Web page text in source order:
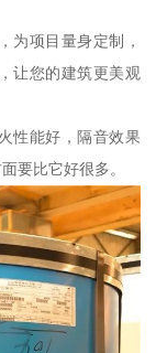
为项目量身定制，
让您的建筑更美观
性能好，隔音效果
要比它好很多。